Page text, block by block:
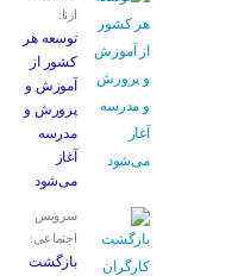
ازنا:
توسعه هر
کشور از
آموزش و
پرورش و
مدرسه
آغاز
می‌شود
سرویس
اجتماعی:
بازگشت